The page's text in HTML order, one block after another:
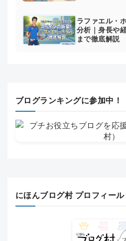
ラファエル・
分析｜身長や
まで徹底解説
ブログランキングに参加中！
にほんブログ村 プロフィール